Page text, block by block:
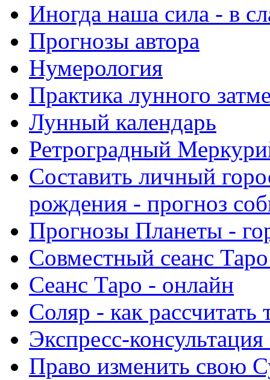
Иногда наша сила - в
Прогнозы автора
Нумерология
Практика лунного
Лунный календарь
Ретроградный
Составить личный
рождения - прогноз
Прогнозы Планеты -
Совместный сеанс
Сеанс Таро - онлайн
Соляр - как
Экспресс-
Право изменить свою